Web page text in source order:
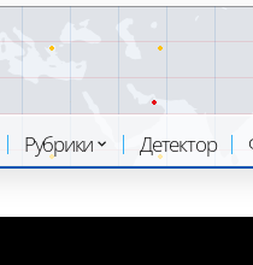
Рубрики Детектор